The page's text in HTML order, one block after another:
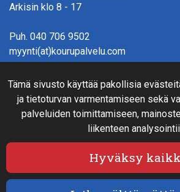
Tämä sivusto käyttää pakollisia
ja tietoturvan varmentamiseen sekä
palveluiden toimittamiseen,
liikenteen
Hyväksy
Arkisin klo 8 - 17
Puh. 040 706 9502
myynti(at)kourupalvelu.com
Verkkokauppainfo
Rahoitus
Näin teet ostoksia verkkokaupassa
Sopimusehdot- ja toimitusehdot
Tietosuojaseloste